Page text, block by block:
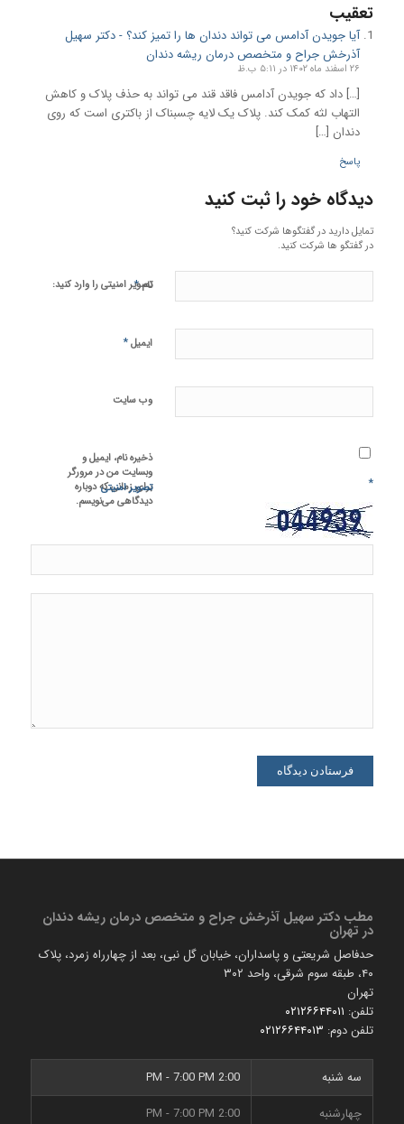
تعقیب
آیا جویدن آدامس می تواند دندان ها را تمیز کند؟ - دكتر سهیل
آذرخش جراح و متخصص درمان ریشه دندان
۲۶ اسفند ماه ۱۴۰۲ در ۵:۱۱ ب.ظ
[…] داد که جویدن آدامس فاقد قند می تواند به حذف پلاک و کاهش
التهاب لثه کمک کند. پلاک یک لایه چسبناک از باکتری است که روی
دندان […]
پاسخ
دیدگاه خود را ثبت کنید
تمایل دارید در گفتگوها شرکت کنید؟
در گفتگو ها شرکت کنید.
نام*
ایمیل*
وب‌ سایت
ذخیره نام، ایمیل و
وبسایت من در مرورگر
برای زمانی که دوباره
دیدگاهی می‌نویسم.
تصویر امنیتی *
تصویر امنیتی را وارد کنید:
مطب دكتر سهیل آذرخش جراح و متخصص درمان ریشه دندان
در تهران
حدفاصل شریعتی و پاسداران، خیابان گل نبی، بعد از چهارراه زمرد، پلاک
۴۰، طبقه سوم شرقی، واحد ۳۰۲
تهران
تلفن: ۰۲۱۲۶۶۴۴۰۱۱
تلفن دوم: ۰۲۱۲۶۶۴۴۰۱۳
سه شنبه
2:00 PM - 7:00 PM
چهارشنبه
2:00 PM - 7:00 PM